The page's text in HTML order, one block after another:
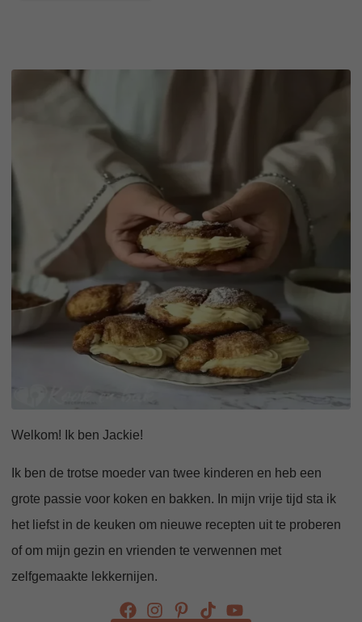
Welkom! Ik ben Jackie!
Ik ben de trotse moeder van twee kinderen en heb een
grote passie voor koken en bakken. In mijn vrije tijd sta ik
het liefst in de keuken om nieuwe recepten uit te proberen
of om mijn gezin en vrienden te verwennen met
zelfgemaakte lekkernijen.